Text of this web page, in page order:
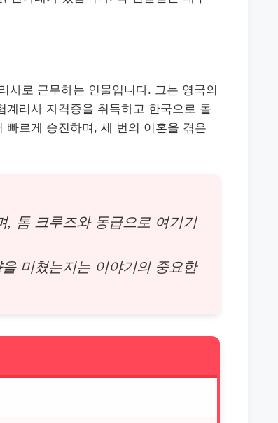
사로 근무하는 인물입니다. 그는 영국의
리사 자격증을 취득하고 한국으로 돌
르게 승진하며, 세 번의 이혼을 겪은
, 톰 크루즈와 동급으로 여기기
미쳤는지는 이야기의 중요한